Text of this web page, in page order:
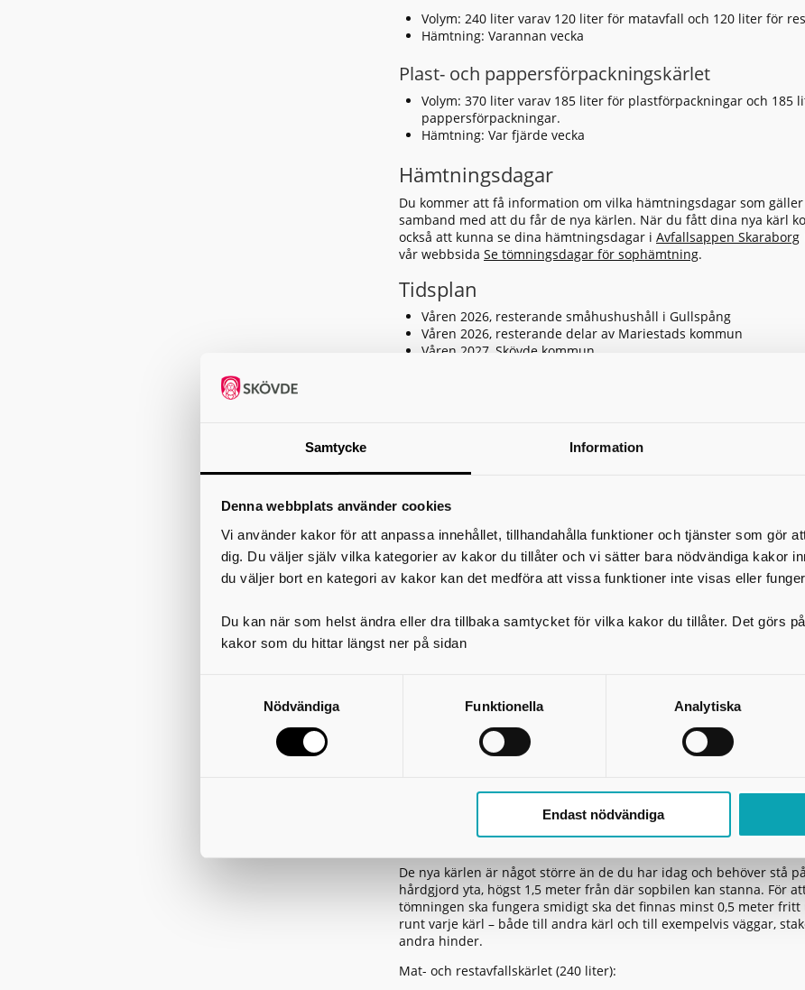
Samtycke Information
Denna webbplats använder cookies
Vi använder kakor för att anpassa innehållet, tillhandahålla funktioner och tjänster som gör
dig. Du väljer själv vilka kategorier av kakor du tillåter och vi sätter bara nödvändiga kakor
du väljer bort en kategori av kakor kan det medföra att vissa funktioner inte visas eller
Du kan när som helst ändra eller dra tillbaka samtycket för vilka kakor du tillåter. Det görs
kakor som du hittar längst ner på sidan
Nödvändiga Funktionella Analytiska
Endast nödvändiga
Volym: 240 liter varav 120 liter för matavfall och 120 liter för
Hämtning: Varannan vecka
Plast- och pappersförpackningskärlet
Volym: 370 liter varav 185 liter för plastförpackningar och 185
pappersförpackningar.
Hämtning: Var fjärde vecka
Hämtningsdagar
Du kommer att få information om vilka hämtningsdagar som
samband med att du får de nya kärlen. När du fått dina nya kärl
också att kunna se dina hämtningsdagar i Avfallsappen Skaraborg
vår webbsida Se tömningsdagar för sophämtning.
Tidsplan
Våren 2026, resterande småhushushåll i Gullspång
Våren 2026, resterande delar av Mariestads kommun
Våren 2027, Skövde kommun
Insamlingen av förpackningar är kostnadsfri. Den bekostas av den
förpackningsavgift som producenterna betalar till
Matavfallet hämtas utan extra kostnad och ingår i samma
våra avgifter på sidanavfallskaraborg.se/taxor.
Årsavgift för tvåfackskärl (2026 års taxa)
– varav 1 200 kronor är grundavgift och 1 200 kronor är
Avgiften gäller även:
Extra kärl för restavfall
Om du har sorterat ut matavfall och förpackningar så långt det är
avgift. Kostnaden för extra restavfallskärlhittar du i avfallstaxan.
beställer du via vår e-tjänstAnsök om extra restavfallskärl
Mått på de nya kärlen
De nya kärlen är något större än de du har idag och behöver stå
hårdgjord yta, högst 1,5 meter från där sopbilen kan stanna. För
tömningen ska fungera smidigt ska det finnas minst 0,5 meter
runt varje kärl – både till andra kärl och till exempelvis väggar,
andra hinder.
Mat- och restavfallskärlet (240 liter):